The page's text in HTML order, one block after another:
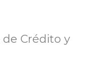
de Crédito y